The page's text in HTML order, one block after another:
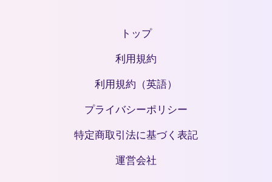
トップ
利用規約
利用規約（英語）
プライバシーポリシー
特定商取引法に基づく表記
運営会社